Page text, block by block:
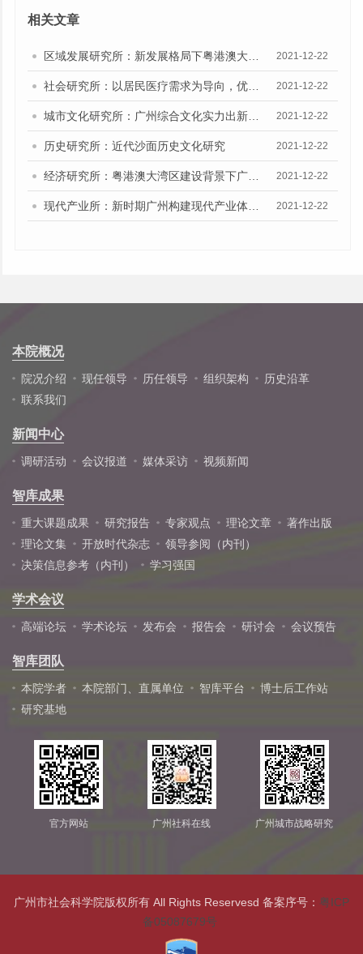
相关文章
2021-12-22
2021-12-22
2021-12-22
历史研究所：近代沙面历史文化研究 2021-12-22
2021-12-22
2021-12-22
本院概况
院况介绍 现任领导 历任领导 组织架构
历史沿革
联系我们
新闻中心
调研活动 会议报道 媒体采访 视频新闻
智库成果
重大课题成果 研究报告 专家观点 理论文章
著作出版
理论文集
开放时代杂志
领导参阅（内刊）
决策信息参考（内刊）
学习强国
学术会议
高端论坛 学术论坛 发布会 报告会 研讨会 会议预告
智库团队
本院学者 本院部门、直属单位 智库平台
博士后工作站
研究基地
官方网站 广州社科在线 广州城市战略研究
广州市社会科学院版权所有 All Rights Reservesd 备案序号： 粤ICP
备05087679号